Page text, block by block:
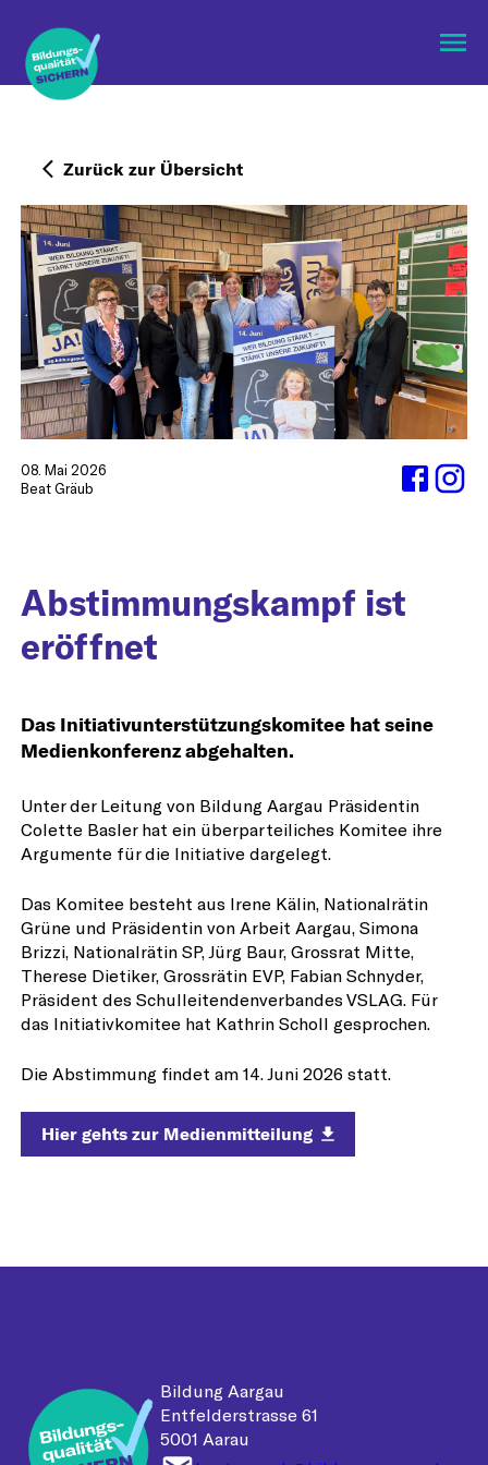
Menü
Zurück zur Übersicht
08. Mai 2026
Beat Gräub
Abstimmungskampf ist
eröffnet
Das Initiativunterstützungskomitee hat seine
Medienkonferenz abgehalten.
Unter der Leitung von Bildung Aargau Präsidentin
Colette Basler hat ein überparteiliches Komitee ihre
Argumente für die Initiative dargelegt.
Das Komitee besteht aus Irene Kälin, Nationalrätin
Grüne und Präsidentin von Arbeit Aargau, Simona
Brizzi, Nationalrätin SP, Jürg Baur, Grossrat Mitte,
Therese Dietiker, Grossrätin EVP, Fabian Schnyder,
Präsident des Schulleitendenverbandes VSLAG. Für
das Initiativkomitee hat Kathrin Scholl gesprochen.
Die Abstimmung findet am 14. Juni 2026 statt.
Hier gehts zur Medienmitteilung
Bildung Aargau
Entfelderstrasse 61
5001 Aarau